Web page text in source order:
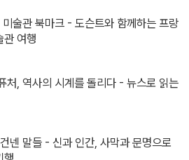
술관 북마크 - 도슨트와 함께하는 프랑
관 여행
처, 역사의 시계를 돌리다 - 뉴스로 읽는
넨 말들 - 신과 인간, 사막과 문명으로